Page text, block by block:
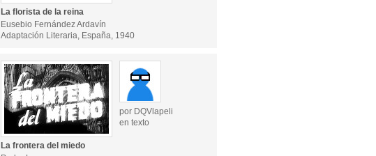
La florista de la reina
Eusebio Fernández Ardavín
Adaptación Literaria, España, 1940
por DQVlapeli
en texto
La frontera del miedo